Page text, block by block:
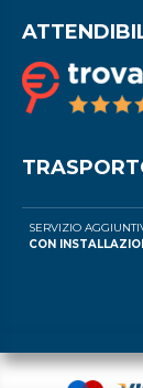
SERVIZIO
CON